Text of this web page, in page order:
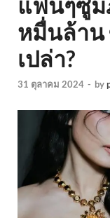
แฟนๆซูม
หมื่นล้าน
เปล่า?
31 ตุลาคม 2024 - by